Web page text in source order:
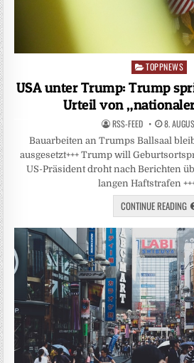
Posted
in
TOPPNEWS
USA unter Trump: Trump
Urteil von
RSS-FEED 8.
Bauarbeiten an Trumps Ballsaal
ausgesetzt+++ Trump will
US-Präsident droht nach Berichten
langen Haftstrafen
CONTINUE READING